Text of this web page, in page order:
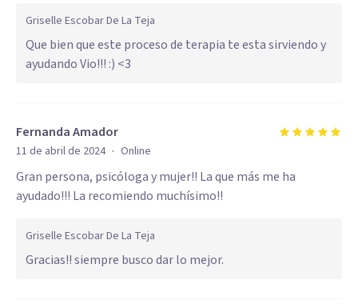
Griselle Escobar De La Teja
Que bien que este proceso de terapia te esta sirviendo y
ayudando Vio!!! :) <3
Fernanda Amador
11 de abril de 2024 · Online
Gran persona, psicóloga y mujer!! La que más me ha
ayudado!!! La recomiendo muchísimo!!
Griselle Escobar De La Teja
Gracias!! siempre busco dar lo mejor.